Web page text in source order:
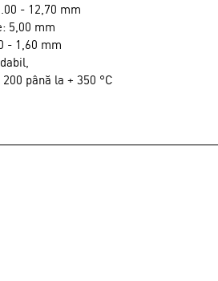
- 12,70 mm
5,00 mm
- 1,60 mm
până la + 350 °C